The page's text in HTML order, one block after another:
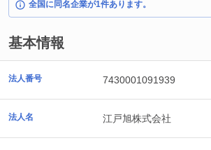
全国に同名企業が1件あります。
基本情報
法人番号 7430001091939
法人名 江戸旭株式会社